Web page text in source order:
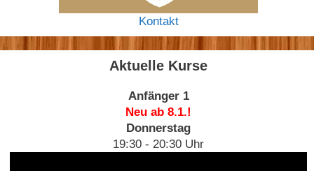
Kontakt
Aktuelle Kurse
Anfänger 1
Neu ab 8.1.!
Donnerstag
19:30 - 20:30 Uhr